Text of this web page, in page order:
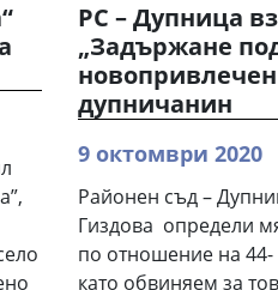
РС – Дупница
„Задържане
дупничанин
9 октомври 2020
Районен съд –
Гиздова определи
по отношение на
като обвиняем за